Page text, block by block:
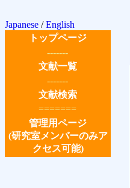
Japanese /English
トップページ
-------
文献一覧
-------
文献検索
=======
管理用ページ
(研究室メンバーのみア
クセス可能)